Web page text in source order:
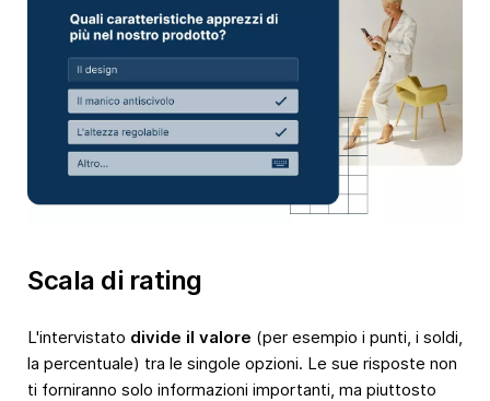
Scala di rating
L'intervistato divide il valore (per esempio i punti, i soldi,
la percentuale) tra le singole opzioni. Le sue risposte non
ti forniranno solo informazioni importanti, ma piuttosto